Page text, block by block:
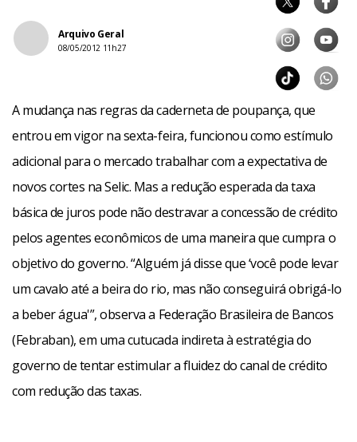
Arquivo Geral
08/05/2012 11h27
A mudança nas regras da caderneta de poupança, que
entrou em vigor na sexta-feira, funcionou como estímulo
adicional para o mercado trabalhar com a expectativa de
novos cortes na Selic. Mas a redução esperada da taxa
básica de juros pode não destravar a concessão de crédito
pelos agentes econômicos de uma maneira que cumpra o
objetivo do governo. “Alguém já disse que ‘você pode levar
um cavalo até a beira do rio, mas não conseguirá obrigá-lo
a beber água'”, observa a Federação Brasileira de Bancos
(Febraban), em uma cutucada indireta à estratégia do
governo de tentar estimular a fluidez do canal de crédito
com redução das taxas.